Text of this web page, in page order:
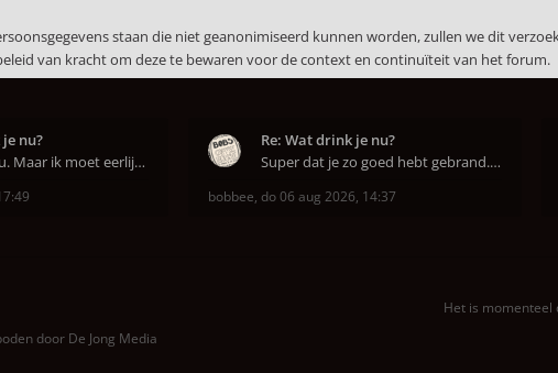
staan die niet geanonimiseerd kunnen worden, zullen we dit
van kracht om deze te bewaren voor de context en continuïteit van het forum.
nu?
Dank u, dank u. Maar ik moet eerlijk bekennen da
Re: Wat drink je nu?
Super dat je zo goed hebt gebrand. Gefeliciteerd!
bobbee, do 06 aug 2026, 14:37
Het is momenteel
door De Jong Media